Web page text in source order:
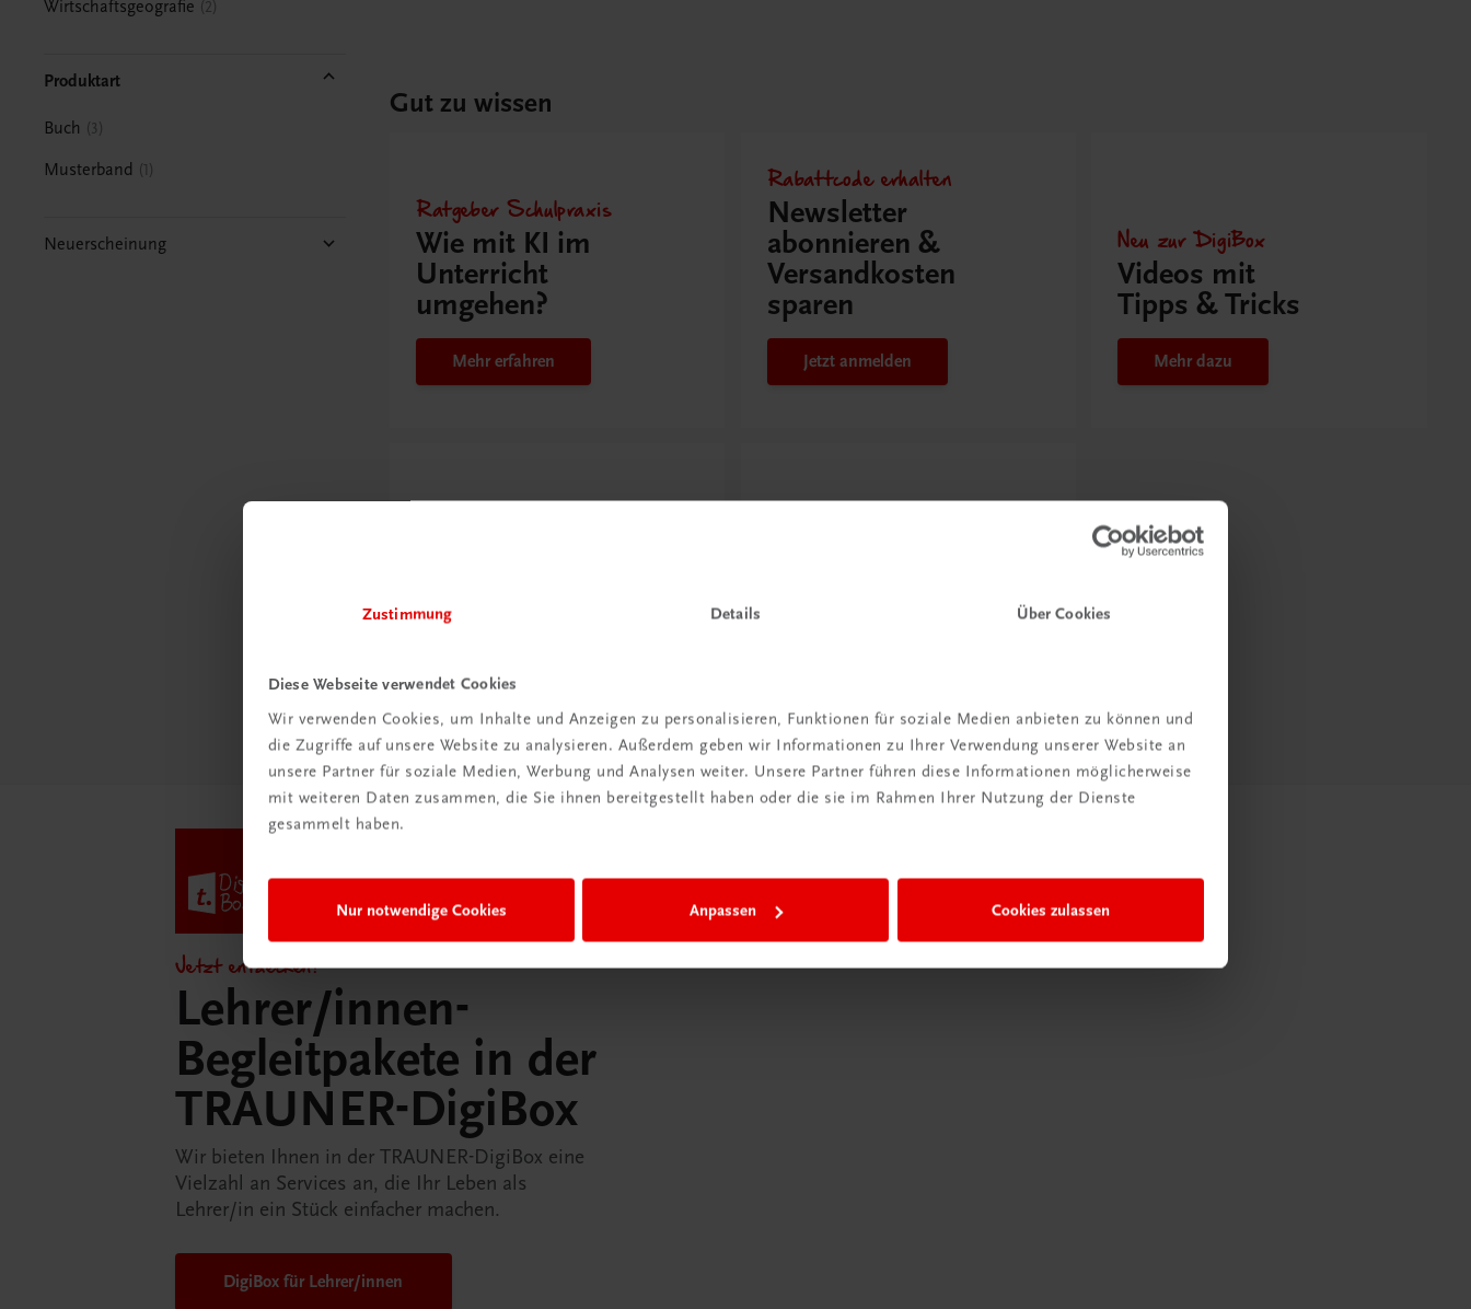
Zustimmung Details Über Cookies
Diese Webseite verwendet Cookies
Wir verwenden Cookies, um Inhalte und Anzeigen zu personalisieren, Funktionen für soziale Medien anbieten zu können und
die Zugriffe auf unsere Website zu analysieren. Außerdem geben wir Informationen zu Ihrer Verwendung unserer Website an
unsere Partner für soziale Medien, Werbung und Analysen weiter. Unsere Partner führen diese Informationen möglicherweise
mit weiteren Daten zusammen, die Sie ihnen bereitgestellt haben oder die sie im Rahmen Ihrer Nutzung der Dienste
gesammelt haben.
Nur notwendige Cookies Anpassen Cookies zulassen
Wirtschaftsgeografie
2
Produktart
Buch 3
Musterband 1
Neuerscheinung
Gut zu wissen
Ratgeber Schulpraxis
Wie mit KI im
Unterricht
umgehen?
Mehr erfahren
Rabattcode erhalten
Newsletter
abonnieren &
Versandkosten
sparen
Jetzt anmelden
Neu zur DigiBox
Videos mit
Tipps & Tricks
Mehr dazu
Schulpraxis
Mehr dazu
Jetzt entdecken!
Lehrer/innen-
Begleitpakete in der
TRAUNER-DigiBox
Wir bieten Ihnen in der TRAUNER-DigiBox eine
Vielzahl an Services an, die Ihr Leben als
Lehrer/in ein Stück einfacher machen.
DigiBox für Lehrer/innen